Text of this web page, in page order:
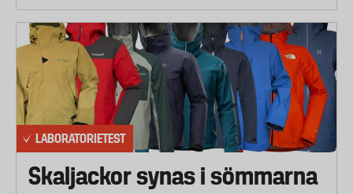
dels mot sig självt. Den nötta ytan bedömdes
visuellt i ett ljusskåp efter 2 000 varv. Bedömningen
gjordes av laboratoriet på en 5-gradig skala där 5 är
bäst.
Strumpbyxorna har betygsatts på en skala från 1-5
där 5 är bäst. I totalbetyget har resultatet från
elasticitet/hållbarhet viktats 50 procent,
slitagestyrka 30 procent och
LABORATORIETEST
Skaljackor synas i sömmarna